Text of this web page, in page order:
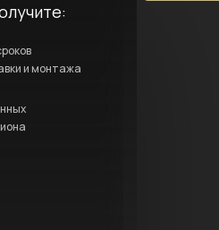
и монтажа